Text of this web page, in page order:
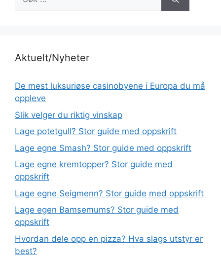
etter:
Aktuelt/Nyheter
De mest luksuriøse casinobyene i Europa du må
oppleve
Slik velger du riktig vinskap
Lage potetgull? Stor guide med oppskrift
Lage egne Smash? Stor guide med oppskrift
Lage egne kremtopper? Stor guide med
oppskrift
Lage egne Seigmenn? Stor guide med oppskrift
Lage egen Bamsemums? Stor guide med
oppskrift
Hvordan dele opp en pizza? Hva slags utstyr er
best?